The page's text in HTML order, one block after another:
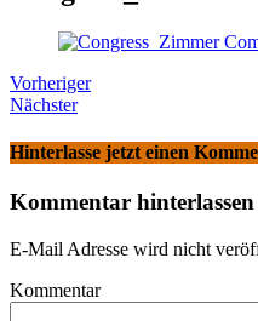
Vorheriger
Nächster
Hinterlasse jetzt einen
Kommentar hinterlassen
E-Mail Adresse wird nicht
Kommentar